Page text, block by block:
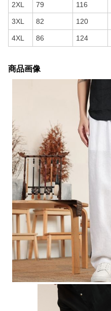
2XL 79 116
3XL 82 120
4XL 86 124
商品画像